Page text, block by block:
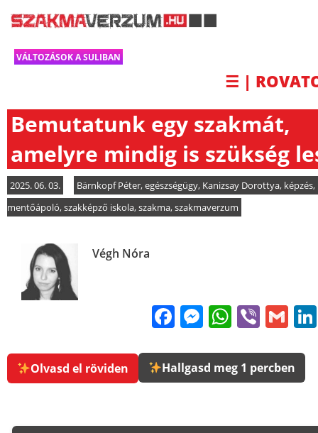
VÁLTOZÁSOK A SULIBAN
☰ |
Bemutatunk egy szakmát,
amelyre mindig is szükség
2025. 06. 03. Bärnkopf Péter,egészségügy, Kanizsay Dorottya, képzés,
mentőápoló,szakképző iskola,szakma,szakmaverzum
Végh Nóra
FacebookViber
Olvasd el röviden Hallgasd meg 1 percben